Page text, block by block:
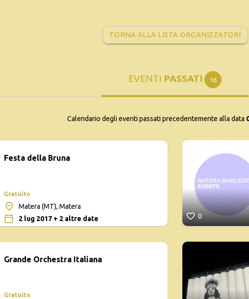
TORNA ALLA LISTA ORGANIZZATORI
EVENTI PASSATI 16
Calendario degli eventi passati precedentemente alla data
Festa della Bruna
Gratuito
Matera (MT), Matera
2 lug 2017 + 2 altre date
Grande Orchestra Italiana
Gratuito
0